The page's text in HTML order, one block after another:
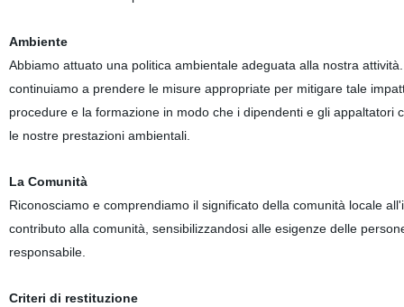
Ambiente
Abbiamo attuato una politica ambientale adeguata alla nostra
continuiamo a prendere le misure appropriate per mitigare tale
procedure e la formazione in modo che i dipendenti e gli
le nostre prestazioni ambientali.
La Comunità
Riconosciamo e comprendiamo il significato della comunità locale
contributo alla comunità, sensibilizzandosi alle esigenze delle
responsabile.
Criteri di restituzione